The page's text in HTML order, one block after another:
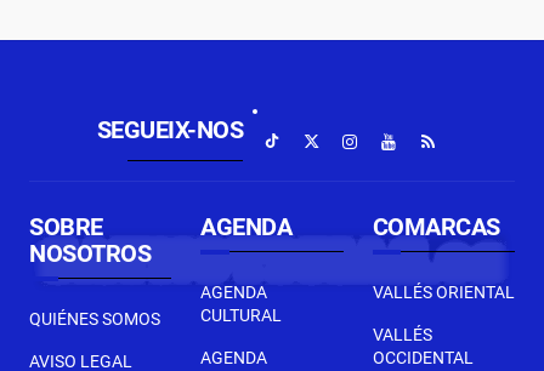
SEGUEIX-NOS
SOBRE
NOSOTROS
QUIÉNES SOMOS
AVISO LEGAL
AGENDA
AGENDA
CULTURAL
AGENDA
COMARCAS
VALLÉS ORIENTAL
VALLÉS
OCCIDENTAL